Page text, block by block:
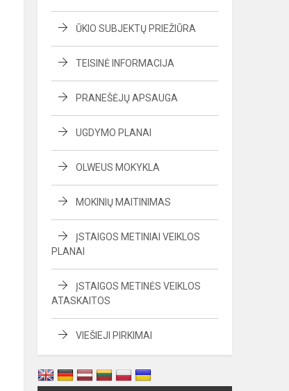
ŪKIO SUBJEKTŲ PRIEŽIŪRA
TEISINĖ INFORMACIJA
PRANEŠĖJŲ APSAUGA
UGDYMO PLANAI
OLWEUS MOKYKLA
MOKINIŲ MAITINIMAS
ĮSTAIGOS METINIAI VEIKLOS
PLANAI
ĮSTAIGOS METINĖS VEIKLOS
ATASKAITOS
VIEŠIEJI PIRKIMAI